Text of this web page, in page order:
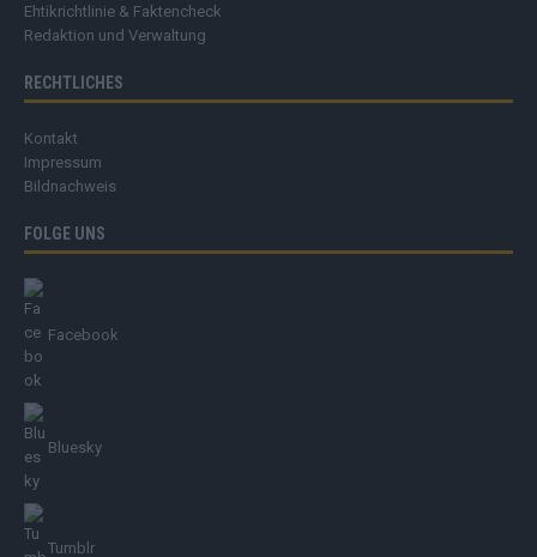
Ehtikrichtlinie & Faktencheck
Redaktion und Verwaltung
RECHTLICHES
Kontakt
Impressum
Bildnachweis
FOLGE UNS
Facebook
Bluesky
Tumblr